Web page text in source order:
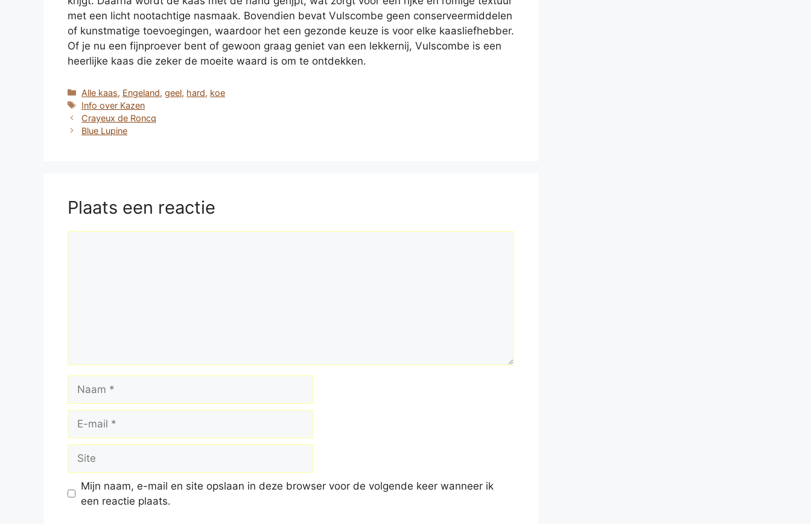
met een licht nootachtige nasmaak. Bovendien bevat Vulscombe geen conserveermiddelen
of kunstmatige toevoegingen, waardoor het een gezonde keuze is voor elke kaasliefhebber.
Of je nu een fijnproever bent of gewoon graag geniet van een lekkernij, Vulscombe is een
heerlijke kaas die zeker de moeite waard is om te ontdekken.
Categorieën
Alle kaas, Engeland,geel, hard, koe
Tags
Info over Kazen
Crayeux de Roncq
Blue Lupine
Plaats een reactie
mail
Mijn naam, e-mail en site opslaan in deze browser voor de volgende keer wanneer ik
een reactie plaats.